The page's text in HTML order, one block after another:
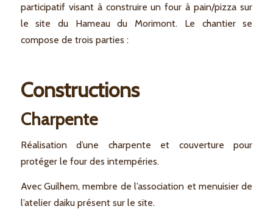
participatif visant à construire un four à pain/pizza sur
le site du Hameau du Morimont. Le chantier se
compose de trois parties :
Constructions
Charpente
Réalisation d’une charpente et couverture pour
protéger le four des intempéries.
Avec Guilhem, membre de l’association et menuisier de
l’atelier daiku présent sur le site.